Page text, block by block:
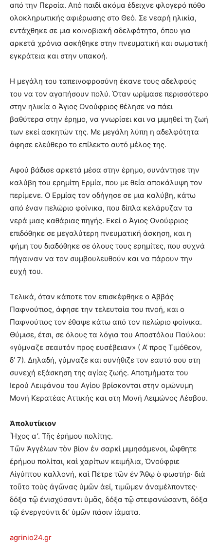
από την Περσία. Από παιδί ακόμα έδειχνε φλογερό πόθο
ολοκληρωτικής αφιέρωσης στο Θεό. Σε νεαρή ηλικία,
εντάχθηκε σε μια κοινοβιακή αδελφότητα, όπου για
αρκετά χρόνια ασκήθηκε στην πνευματική και σωματική
εγκράτεια και στην υπακοή.
Η μεγάλη του ταπεινοφροσύνη έκανε τους αδελφούς
του να τον αγαπήσουν πολύ. Όταν ωρίμασε περισσότερο
στην ηλικία ο Άγιος Ονούφριος θέλησε να πάει
βαθύτερα στην έρημο, να γνωρίσει και να μιμηθεί τη ζωή
των εκεί ασκητών της. Με μεγάλη λύπη η αδελφότητα
άφησε ελεύθερο το επίλεκτο αυτό μέλος της.
Αφού βάδισε αρκετά μέσα στην έρημο, συνάντησε την
καλύβη του ερημίτη Ερμία, που με θεία αποκάλυψη τον
περίμενε. Ο Ερμίας τον οδήγησε σε μια καλύβη, κάτω
από έναν πελώριο φοίνικα, που δίπλα κελάρυζαν τα
νερά μιας καθάριας πηγής. Εκεί ο Άγιος Ονούφριος
επιδόθηκε σε μεγαλύτερη πνευματική άσκηση, και η
φήμη του διαδόθηκε σε όλους τους ερημίτες, που συχνά
πήγαιναν να τον συμβουλευθούν και να πάρουν την
ευχή του.
Τελικά, όταν κάποτε τον επισκέφθηκε ο Αββάς
Παφνούτιος, άφησε την τελευταία του πνοή, και ο
Παφνούτιος τον έθαψε κάτω από τον πελώριο φοίνικα.
Θύμισε, έτσι, σε όλους τα λόγια του Αποστόλου Παύλου:
«γύμναζε σεαυτόν προς ευσέβειαν» ( Α’ προς Τιμόθεον,
δ’ 7). Δηλαδή, γύμναζε και συνήθιζε τον εαυτό σου στη
συνεχή εξάσκηση της αγίας ζωής. Αποτμήματα του
Ιερού Λειψάνου του Αγίου βρίσκονται στην ομώνυμη
Μονή Κερατέας Αττικής και στη Μονή Λειμώνος Λέσβου.
Ἀπολυτίκιον
Ἦχος α’. Τῆς ἐρήμου πολίτης.
Τῶν Ἀγγέλων τὸν βίον ἐν σαρκὶ μιμησάμενοι, ὤφθητε
ἐρήμου πολίται, καὶ χαρίτων κειμήλια, Ὀνούφριε
Αἰγύπτου καλλονή, καὶ Πέτρε τῶν ἐν Ἄθῳ ὁ φωστήρ· διὰ
τοῦτο τοὺς ἀγῶνας ὑμῶν ἀεί, τιμῶμεν ἀναμέλποντες·
δόξα τῷ ἐνισχύσαντι ὑμᾶς, δόξα τῷ στεφανώσαντι, δόξα
τῷ ἐνεργούντι δι’ ὑμῶν πάσιν ἰάματα.
agrinio24.gr